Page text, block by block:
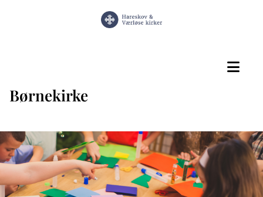
Børnekirke